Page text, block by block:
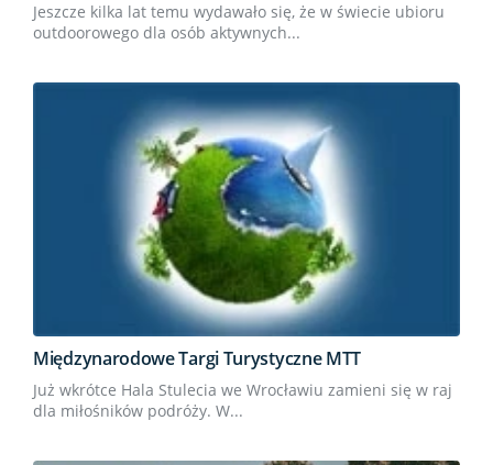
Jeszcze kilka lat temu wydawało się, że w świecie ubioru
outdoorowego dla osób aktywnych...
Międzynarodowe Targi Turystyczne MTT
Już wkrótce Hala Stulecia we Wrocławiu zamieni się w raj
dla miłośników podróży. W...